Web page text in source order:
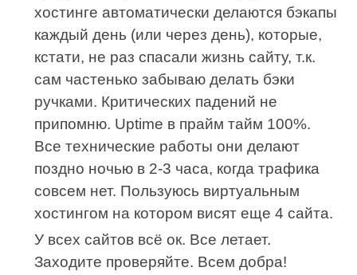
хостинге автоматически делаются бэкапы
каждый день (или через день), которые,
кстати, не раз спасали жизнь сайту, т.к.
сам частенько забываю делать бэки
ручками. Критических падений не
припомню. Uptime в прайм тайм 100%.
Все технические работы они делают
поздно ночью в 2-3 часа, когда трафика
совсем нет. Пользуюсь виртуальным
хостингом на котором висят еще 4 сайта.
У всех сайтов всё ок. Все летает.
Заходите проверяйте. Всем добра!